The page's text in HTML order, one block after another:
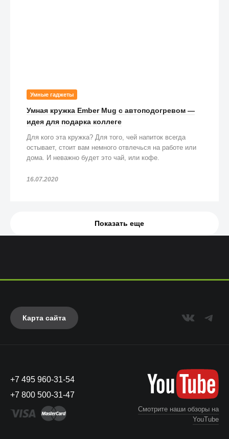
Умные гаджеты
Умная кружка Ember Mug с автоподогревом —
идея для подарка коллеге
Для кого эта кружка? Для того, чей напиток всегда
остывает, стоит вам немного отвлечься на работе или
дома. И неважно будет это чай, или кофе.
16.07.2020
Показать еще
Карта сайта
+7 495 960-31-54
+7 800 500-31-47
Смотрите наши обзоры на
YouTube